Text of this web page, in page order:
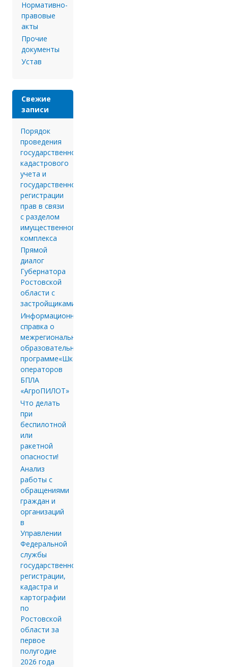
Нормативно-
правовые
акты
Прочие
документы
Устав
Свежие
записи
Порядок
проведения
государственного
кадастрового
учета и
государственной
регистрации
прав в связи
с разделом
имущественного
комплекса
Прямой
диалог
Губернатора
Ростовской
области с
застройщиками.
Информационная
справка о
межрегиональной
образовательной
программе«Школа
операторов
БПЛА
«АгроПИЛОТ»
Что делать
при
беспилотной
или
ракетной
опасности!
Анализ
работы с
обращениями
граждан и
организаций
в
Управлении
Федеральной
службы
государственной
регистрации,
кадастра и
картографии
по
Ростовской
области за
первое
полугодие
2026 года